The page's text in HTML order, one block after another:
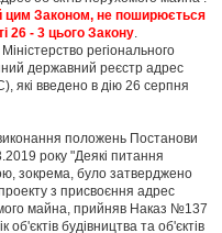
цим Законом, не поширюється
26 - 3 цього Закону.
регіонального
державний реєстр адрес
які введено в дію 26 серпня
положень Постанови
року "Деякі питання
зокрема, було затверджено
з присвоєння адрес
майна, прийняв Наказ №137
будівництва та об'єктів